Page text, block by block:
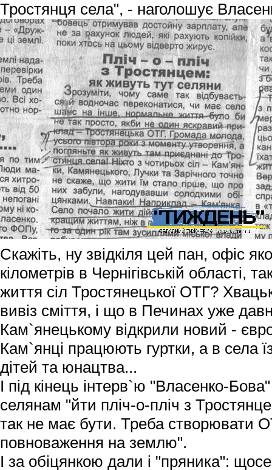
Тростянця села", - наголошує
Скажіть, ну звідкіля цей пан, офіс
кілометрів в Чернігівській області,
життя сіл Тростянецької ОТГ?
вивіз сміття, і що в Печинах уже
Кам`янецькому відкрили новий -
Кам`янці працюють гуртки, а в села
дітей та юнацтва...
І під кінець інтерв`ю "Власенко-
селянам "йти пліч-о-пліч з
так не має бути. Треба створювати
повноваження на землю".
І за обіцянкою дали і "пряника":